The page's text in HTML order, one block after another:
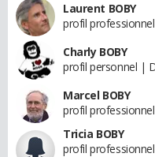
Laurent BOBY
profil
Charly BOBY
profil personnel |
Marcel BOBY
profil
Tricia BOBY
profil